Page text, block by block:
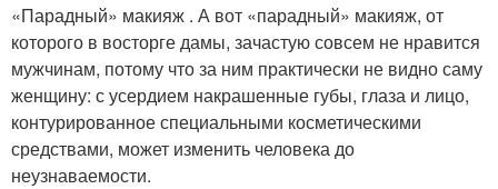
«Парадный» макияж . А вот «парадный» макияж, от
которого в восторге дамы, зачастую совсем не нравится
мужчинам, потому что за ним практически не видно саму
женщину: с усердием накрашенные губы, глаза и лицо,
контурированное специальными косметическими
средствами, может изменить человека до
неузнаваемости.